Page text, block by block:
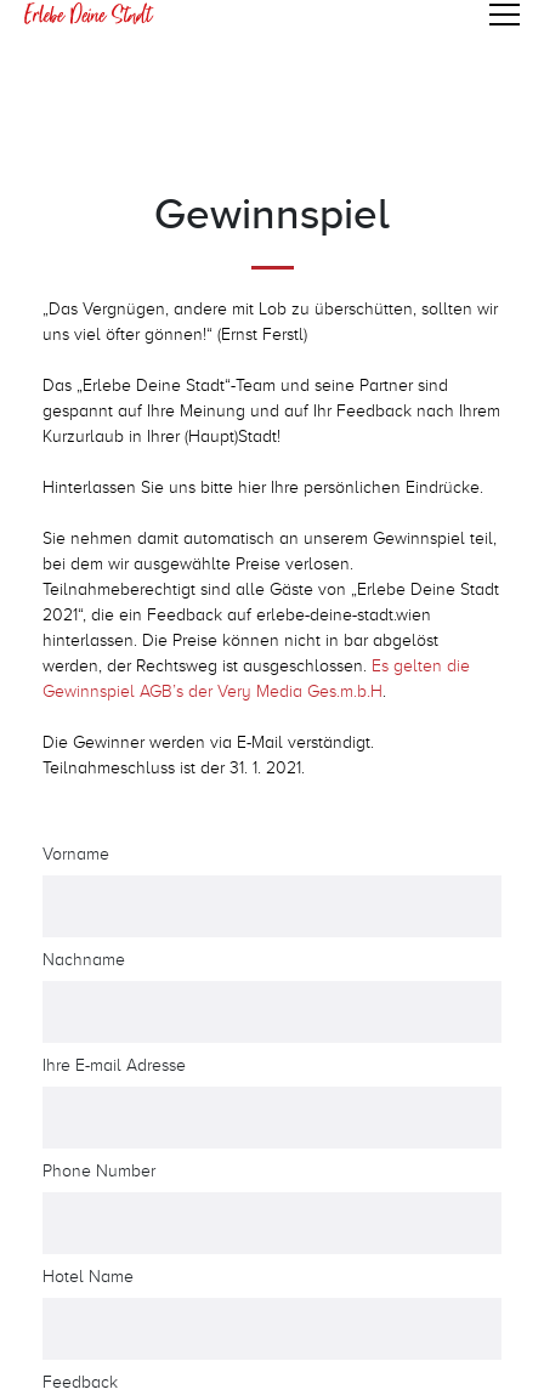
@endphp
Gewinnspiel
„Das Vergnügen, andere mit Lob zu überschütten, sollten wir
uns viel öfter gönnen!“ (Ernst Ferstl)
Das „Erlebe Deine Stadt“-Team und seine Partner sind
gespannt auf Ihre Meinung und auf Ihr Feedback nach Ihrem
Kurzurlaub in Ihrer (Haupt)Stadt!
Hinterlassen Sie uns bitte hier Ihre persönlichen Eindrücke.
Sie nehmen damit automatisch an unserem Gewinnspiel teil,
bei dem wir ausgewählte Preise verlosen.
Teilnahmeberechtigt sind alle Gäste von „Erlebe Deine Stadt
2021“, die ein Feedback auf erlebe-deine-stadt.wien
hinterlassen. Die Preise können nicht in bar abgelöst
werden, der Rechtsweg ist ausgeschlossen. Es gelten die
Gewinnspiel AGB’s der Very Media Ges.m.b.H.
Die Gewinner werden via E-Mail verständigt.
Teilnahmeschluss ist der 31. 1. 2021.
Vorname
Nachname
Ihre E-mail Adresse
Phone Number
Hotel Name
Feedback